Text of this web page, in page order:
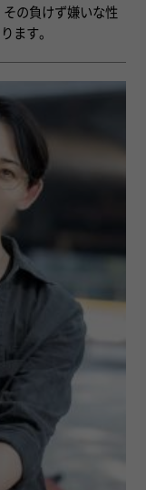
の負けず嫌いな性
ます。